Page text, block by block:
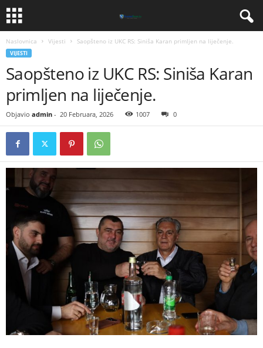
Naslovnica Vijesti ​Saopšteno iz UKC RS: Siniša Karan primljen na liječenje.
VIJESTI
​Saopšteno iz UKC RS: Siniša Karan
primljen na liječenje.
Objavio admin - 20 Februara, 2026 1007 0